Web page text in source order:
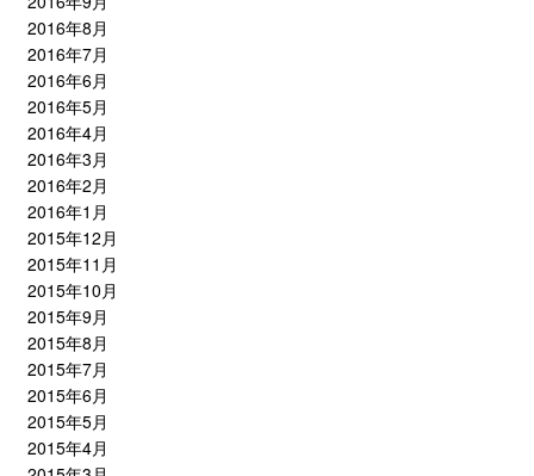
2016年8月
2016年7月
2016年6月
2016年5月
2016年4月
2016年3月
2016年2月
2016年1月
2015年12月
2015年11月
2015年10月
2015年9月
2015年8月
2015年7月
2015年6月
2015年5月
2015年4月